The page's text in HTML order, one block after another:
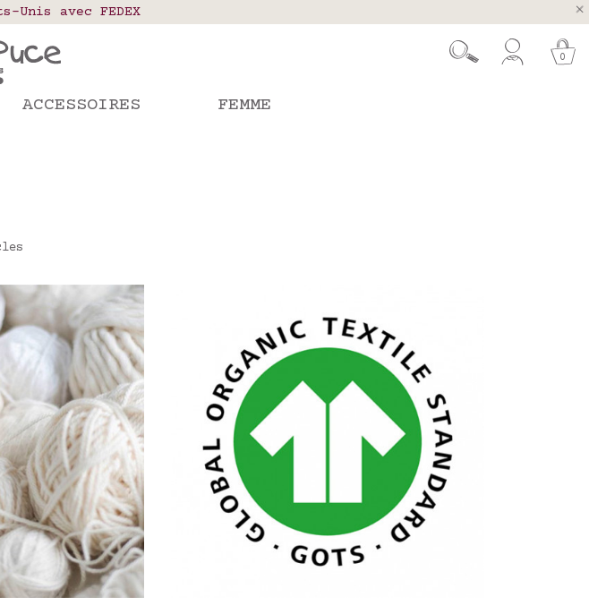
vacances !
seront expédiées le 26 août
Unis avec FEDEX
Luxembourg, Portugal et Espagne
0
ACCESSOIRES FEMME